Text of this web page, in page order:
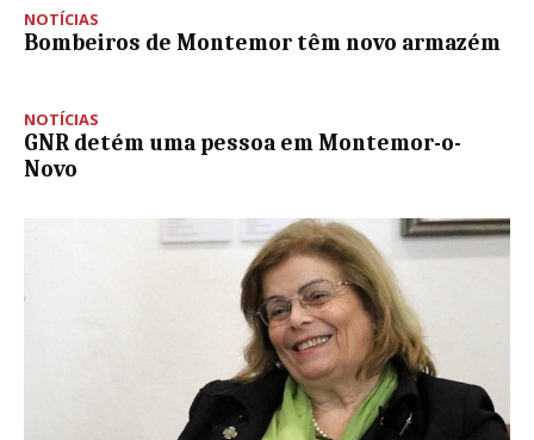
NOTÍCIAS
Bombeiros de Montemor têm novo armazém
NOTÍCIAS
GNR detém uma pessoa em Montemor-o-
Novo